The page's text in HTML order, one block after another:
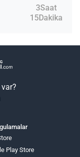
3Saat
15Dakika
var?
Play Store